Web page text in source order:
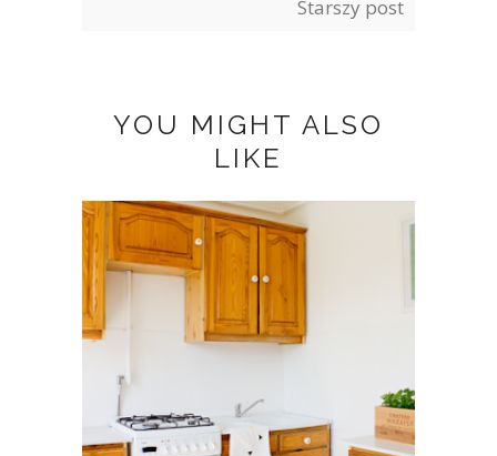
Starszy post
YOU MIGHT ALSO
LIKE